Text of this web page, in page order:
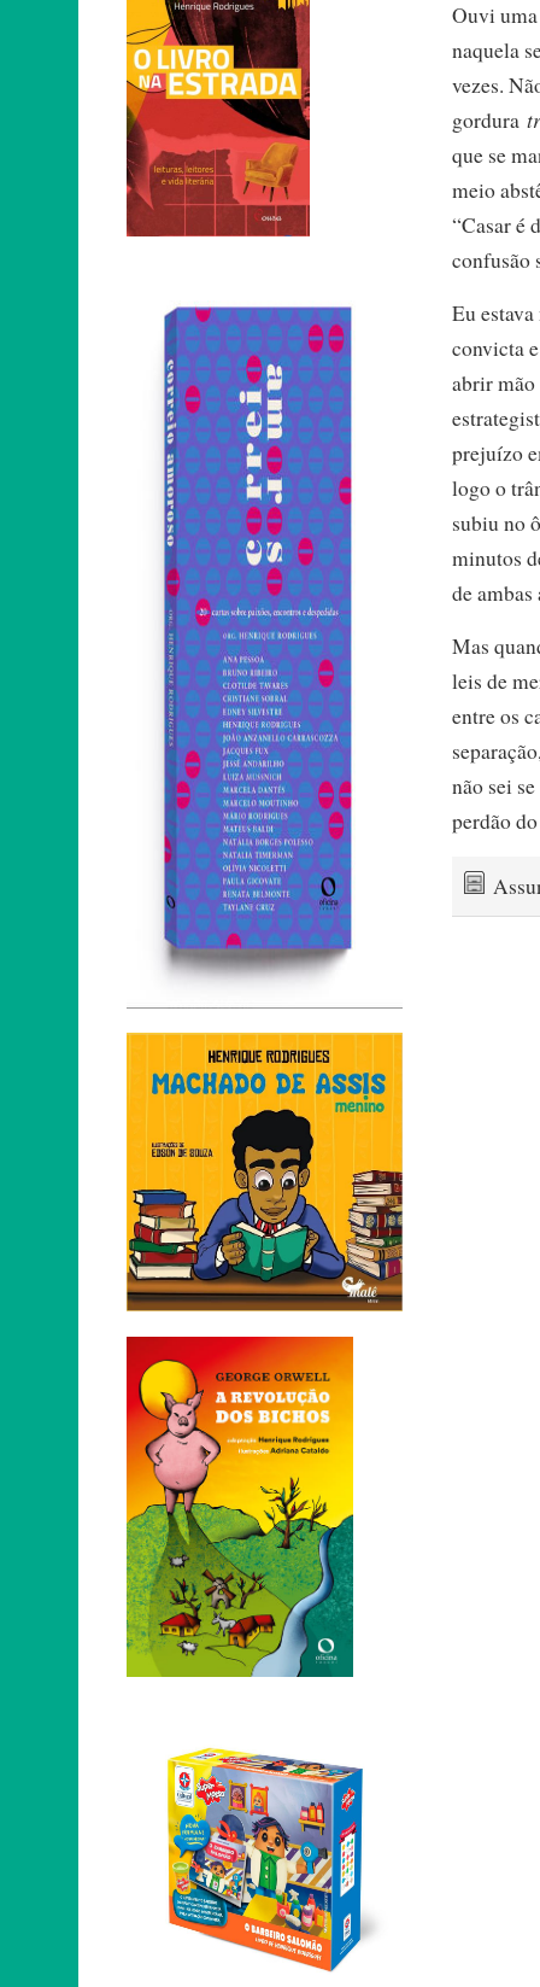
Ouvi
naquela
vezes.
gordura
que se
meio
“Casar é
confusão
Eu
convicta
abrir mão
prejuízo
logo o
subiu no
minutos
de ambas
Mas
leis de
entre os
não sei
perdão